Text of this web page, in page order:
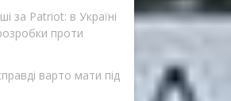
за Patriot: в Україні
проти
варто мати під